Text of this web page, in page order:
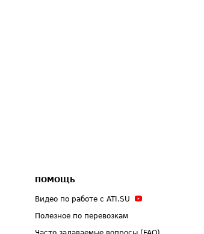
ПОМОЩЬ
Видео по работе с ATI.SU
Полезное по перевозкам